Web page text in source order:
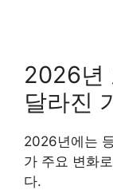
2026년
달라진
2026년에는
가 주요 변화
다.